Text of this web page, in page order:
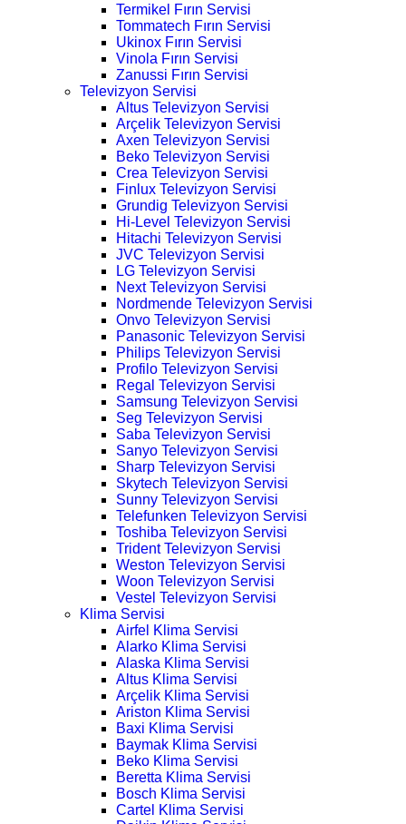
Termikel Fırın Servisi
Tommatech Fırın Servisi
Ukinox Fırın Servisi
Vinola Fırın Servisi
Zanussi Fırın Servisi
Televizyon Servisi
Altus Televizyon Servisi
Arçelik Televizyon Servisi
Axen Televizyon Servisi
Beko Televizyon Servisi
Crea Televizyon Servisi
Finlux Televizyon Servisi
Grundig Televizyon Servisi
Hi-Level Televizyon Servisi
Hitachi Televizyon Servisi
JVC Televizyon Servisi
LG Televizyon Servisi
Next Televizyon Servisi
Nordmende Televizyon Servisi
Onvo Televizyon Servisi
Panasonic Televizyon Servisi
Philips Televizyon Servisi
Profilo Televizyon Servisi
Regal Televizyon Servisi
Samsung Televizyon Servisi
Seg Televizyon Servisi
Saba Televizyon Servisi
Sanyo Televizyon Servisi
Sharp Televizyon Servisi
Skytech Televizyon Servisi
Sunny Televizyon Servisi
Telefunken Televizyon Servisi
Toshiba Televizyon Servisi
Trident Televizyon Servisi
Weston Televizyon Servisi
Woon Televizyon Servisi
Vestel Televizyon Servisi
Klima Servisi
Airfel Klima Servisi
Alarko Klima Servisi
Alaska Klima Servisi
Altus Klima Servisi
Arçelik Klima Servisi
Ariston Klima Servisi
Baxi Klima Servisi
Baymak Klima Servisi
Beko Klima Servisi
Beretta Klima Servisi
Bosch Klima Servisi
Cartel Klima Servisi